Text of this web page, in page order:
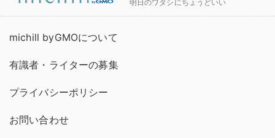
明日のワタシにちょうどいい
michill byGMOについて
有識者・ライターの募集
プライバシーポリシー
お問い合わせ